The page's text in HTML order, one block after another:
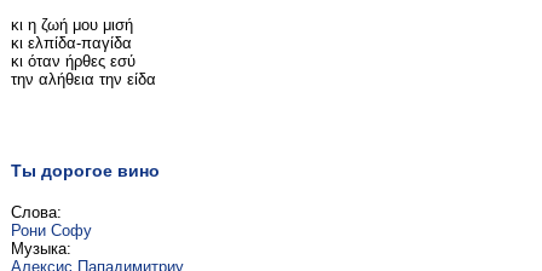
κι η ζωή μου μισή
κι ελπίδα-παγίδα
κι όταν ήρθες εσύ
την αλήθεια την είδα
Ты дорогое вино
Слова:
Рони Софу
Музыка:
Алексис Пападимитриу